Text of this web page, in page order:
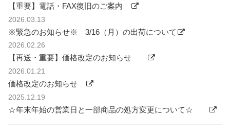
【重要】電話・FAX復旧のご案内
2026.03.13
※緊急のお知らせ※ 3/16（月）の出荷について
2026.02.26
【再送・重要】価格改定のお知らせ
2026.01.21
価格改定のお知らせ
2025.12.19
☆年末年始の営業日と一部商品の処方変更について☆